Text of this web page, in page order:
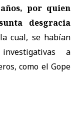
por quien
desgracia
cual, se habían
a
como el Gope